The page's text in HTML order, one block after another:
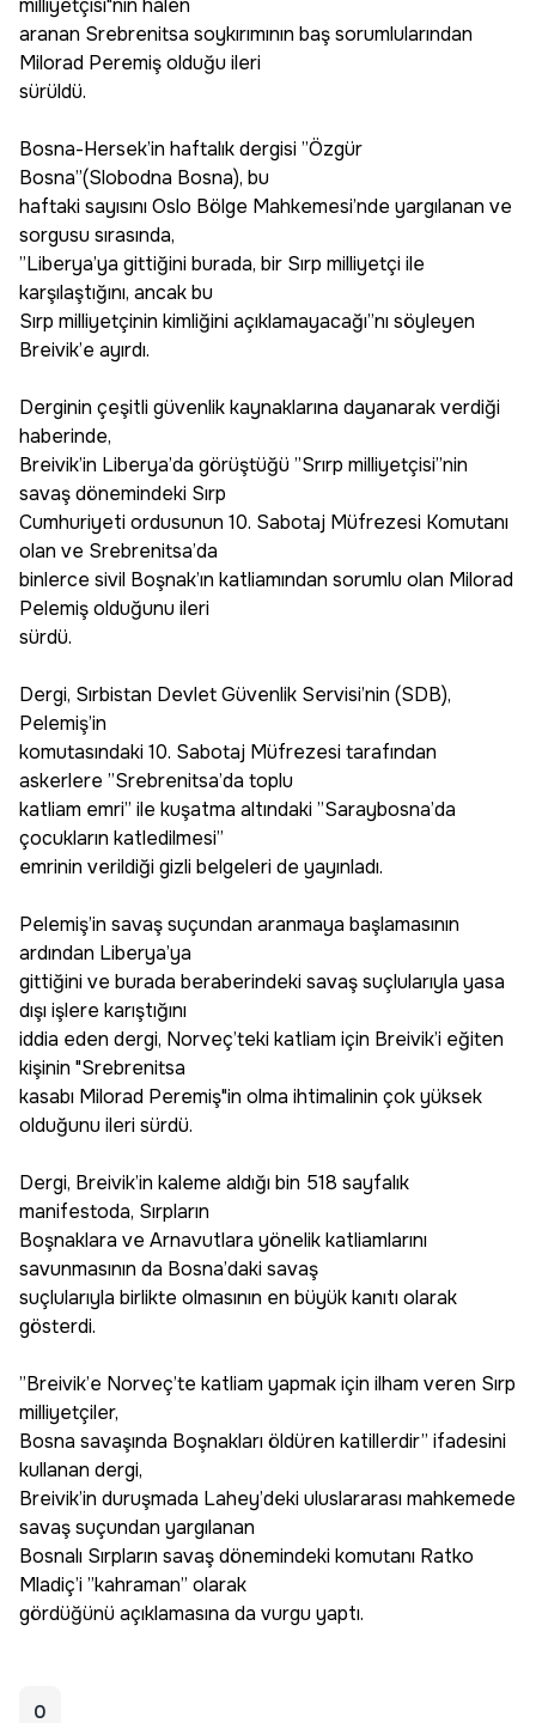
milliyetçisi"nin halen
aranan Srebrenitsa soykırımının baş sorumlularından
Milorad Peremiş olduğu ileri
sürüldü.
Bosna-Hersek’in haftalık dergisi ”Özgür
Bosna”(Slobodna Bosna), bu
haftaki sayısını Oslo Bölge Mahkemesi’nde yargılanan ve
sorgusu sırasında,
”Liberya’ya gittiğini burada, bir Sırp milliyetçi ile
karşılaştığını, ancak bu
Sırp milliyetçinin kimliğini açıklamayacağı”nı söyleyen
Breivik’e ayırdı.
Derginin çeşitli güvenlik kaynaklarına dayanarak verdiği
haberinde,
Breivik’in Liberya’da görüştüğü ”Srırp milliyetçisi”nin
savaş dönemindeki Sırp
Cumhuriyeti ordusunun 10. Sabotaj Müfrezesi Komutanı
olan ve Srebrenitsa’da
binlerce sivil Boşnak’ın katliamından sorumlu olan Milorad
Pelemiş olduğunu ileri
sürdü.
Dergi, Sırbistan Devlet Güvenlik Servisi’nin (SDB),
Pelemiş’in
komutasındaki 10. Sabotaj Müfrezesi tarafından
askerlere ”Srebrenitsa’da toplu
katliam emri” ile kuşatma altındaki ”Saraybosna’da
çocukların katledilmesi”
emrinin verildiği gizli belgeleri de yayınladı.
Pelemiş’in savaş suçundan aranmaya başlamasının
ardından Liberya’ya
gittiğini ve burada beraberindeki savaş suçlularıyla yasa
dışı işlere karıştığını
iddia eden dergi, Norveç’teki katliam için Breivik’i eğiten
kişinin "Srebrenitsa
kasabı Milorad Peremiş"in olma ihtimalinin çok yüksek
olduğunu ileri sürdü.
Dergi, Breivik’in kaleme aldığı bin 518 sayfalık
manifestoda, Sırpların
Boşnaklara ve Arnavutlara yönelik katliamlarını
savunmasının da Bosna’daki savaş
suçlularıyla birlikte olmasının en büyük kanıtı olarak
gösterdi.
”Breivik’e Norveç’te katliam yapmak için ilham veren Sırp
milliyetçiler,
Bosna savaşında Boşnakları öldüren katillerdir” ifadesini
kullanan dergi,
Breivik’in duruşmada Lahey’deki uluslararası mahkemede
savaş suçundan yargılanan
Bosnalı Sırpların savaş dönemindeki komutanı Ratko
Mladiç’i ”kahraman” olarak
gördüğünü açıklamasına da vurgu yaptı.
0